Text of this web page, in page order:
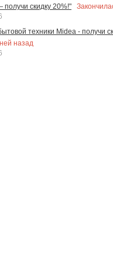
скидку 20%!"
техники Midea - получи
назад